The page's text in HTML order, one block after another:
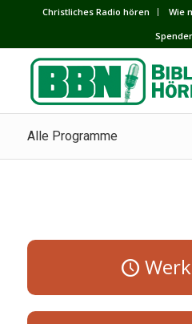
Сhristliches Radio hören
Wie
Alle Programme